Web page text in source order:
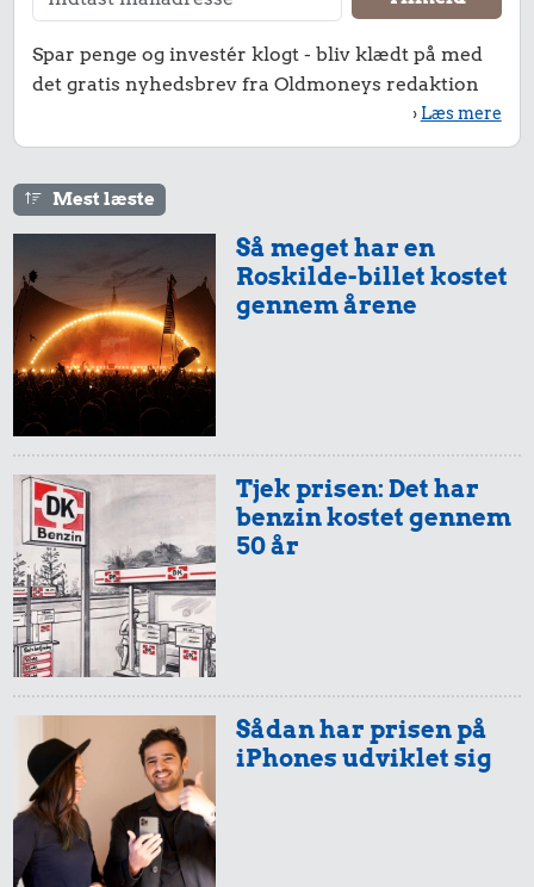
10 kg gas
10 karklude 0,94 kr.
Rugbrød
657 kr.
0,56 kr.
Sodavand
1/2 kg skæreost
3.944 kr.
Rolex-ur
Spar penge og investér klogt - bliv klædt på med
det gratis nyhedsbrev fra Oldmoneys redaktion
› Læs mere
Mest læste
Så meget har en
Roskilde-billet kostet
gennem årene
Tjek prisen: Det har
benzin kostet gennem
50 år
Sådan har prisen på
iPhones udviklet sig